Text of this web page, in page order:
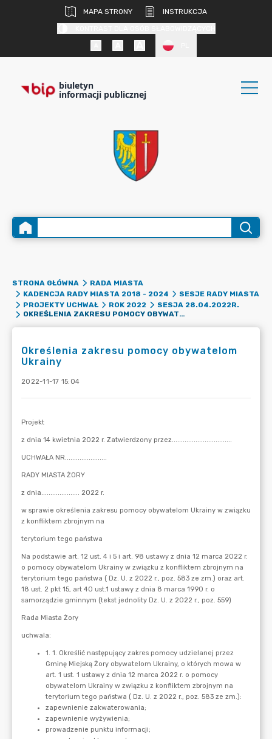
MAPA STRONY
INSTRUKCJA
biuletyn
informacji publicznej
STRONA GŁÓWNA
RADA MIASTA
KADENCJA RADY MIASTA 2018 - 2024
SESJE RADY MIASTA
PROJEKTY UCHWAŁ
ROK 2022
SESJA 28.04.2022R.
OKREŚLENIA ZAKRESU POMOCY OBYWATELOM UKRAINY
Określenia zakresu pomocy obywatelom
Ukrainy
2022-11-17 15:04